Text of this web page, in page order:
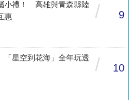
小禮！ 高雄與青森縣陸
惠
/ 9
星空到花海」全年玩透
/ 10